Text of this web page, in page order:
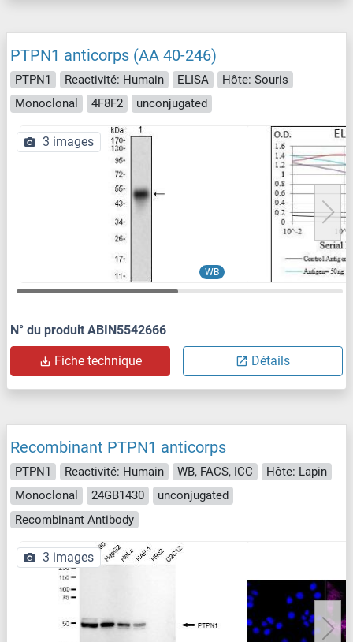
PTPN1 anticorps (AA 40-246)
PTPN1 Reactivité: Humain ELISA
Hôte: Souris
Monoclonal
4F8F2 unconjugated
WB
3 images
N° du produit ABIN5542666
Fiche technique Détails
Recombinant PTPN1 anticorps
PTPN1 Reactivité: Humain WB, FACS, ICC
Hôte: Lapin
Monoclonal
24GB1430
unconjugated
Recombinant Antibody
3 images